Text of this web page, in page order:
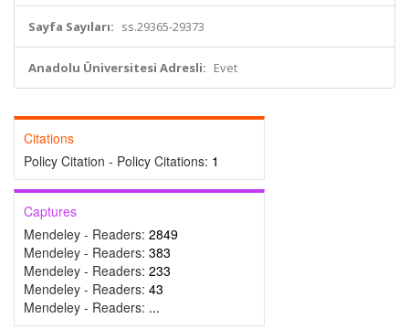
Sayfa Sayıları: ss.29365-29373
Anadolu Üniversitesi Adresli: Evet
Citations
Policy Citation - Policy Citations: 1
Captures
Mendeley - Readers: 2849
Mendeley - Readers: 383
Mendeley - Readers: 233
Mendeley - Readers: 43
Mendeley - Readers: ...